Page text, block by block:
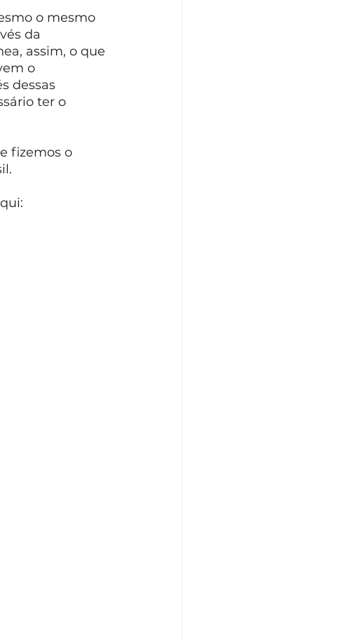
o mesmo
da
assim, o que
o
dessas
ter o